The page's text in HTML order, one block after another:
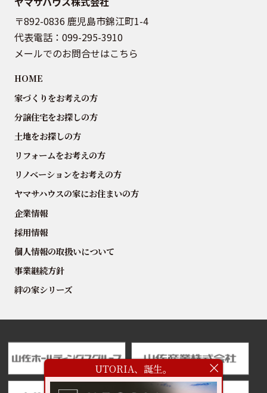
〒892-0836 鹿児島市錦江町1-4
代表電話： 099-295-3910
メールでのお問合せはこちら
HOME
家づくりをお考えの方
分譲住宅をお探しの方
土地をお探しの方
リフォームをお考えの方
リノベーションをお考えの方
ヤマサハウスの家にお住まいの方
企業情報
採用情報
個人情報の取扱いについて
事業継続方針
絆の家シリーズ
UTORIA、誕生。